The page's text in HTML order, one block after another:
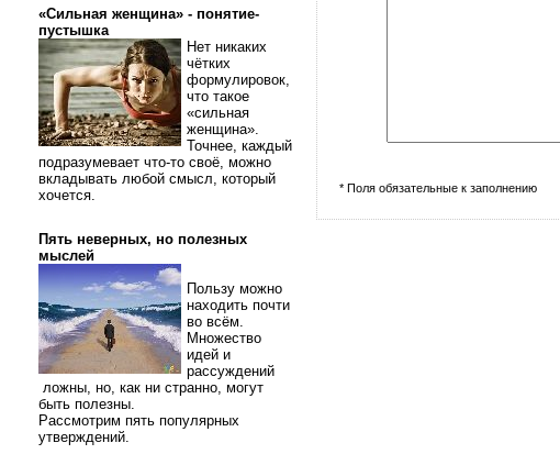
«Сильная женщина» - понятие-
пустышка
Нет никаких
чётких
формулировок,
что такое
«сильная
женщина».
Точнее, каждый
подразумевает что-то своё, можно
вкладывать любой смысл, который
хочется.
Пять неверных, но полезных
мыслей
Пользу можно
находить почти
во всём.
Множество
идей и
рассуждений
ложны, но, как ни странно, могут
быть полезны.
Рассмотрим пять популярных
утверждений.
* Поля обязательные к заполнению